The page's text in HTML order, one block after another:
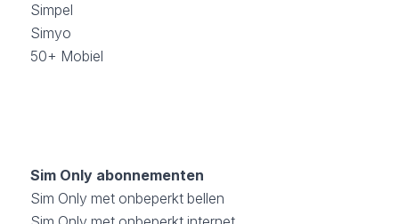
Simpel
Simyo
50+ Mobiel
Sim Only abonnementen
Sim Only met onbeperkt bellen